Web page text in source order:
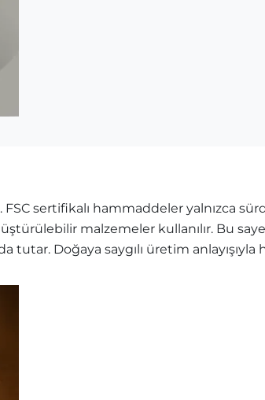
sertifikalı hammaddeler yalnızca
malzemeler kullanılır. Bu
tutar. Doğaya saygılı üretim